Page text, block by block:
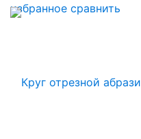
избранное сравнить